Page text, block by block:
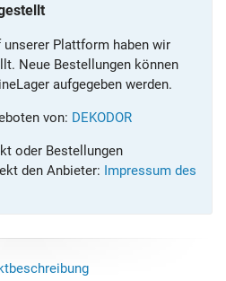
Plattform haben wir
Neue Bestellungen können
aufgegeben werden.
von: DEKODOR
oder Bestellungen
den Anbieter: Impressum des